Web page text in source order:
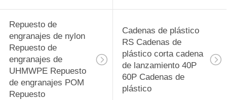
Repuesto de
engranajes de nylon
Repuesto de
engranajes de
UHMWPE Repuesto
de engranajes POM
Repuesto
Cadenas de plástico
RS Cadenas de
plástico corta cadena
de lanzamiento 40P
60P Cadenas de
plástico